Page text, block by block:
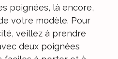
poignées, là encore,
votre modèle. Pour
veillez à prendre
deux poignées